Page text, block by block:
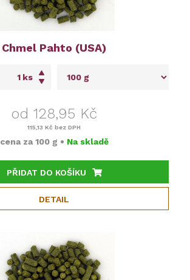
Chmel Pahto (USA)
ks
od 128,95 Kč
115,13 Kč bez DPH
cena za 100 g • Na skladě
PŘIDAT DO KOŠÍKU
DETAIL